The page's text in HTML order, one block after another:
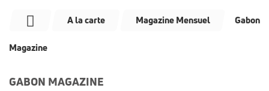
A la carte Magazine Mensuel Gabon
Magazine
GABON MAGAZINE